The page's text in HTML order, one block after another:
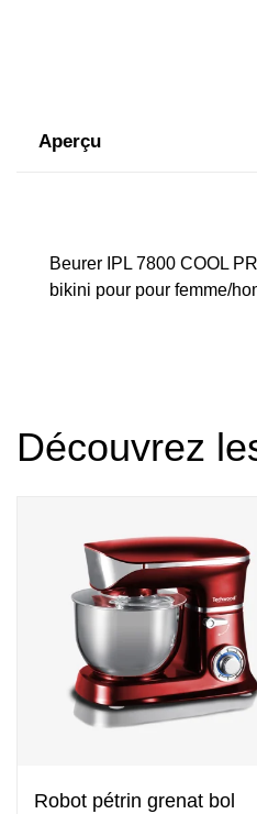
Aperçu
Beurer IPL 7800 COOL
bikini pour pour femme/
Découvrez
Robot pétrin grenat bol